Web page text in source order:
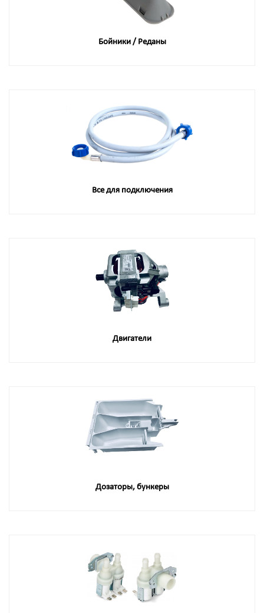
Бойники / Реданы
Все для подключения
Двигатели
Дозаторы, бункеры